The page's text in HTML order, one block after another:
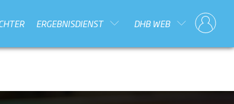
ERGEBNISDIENST DHB WEB